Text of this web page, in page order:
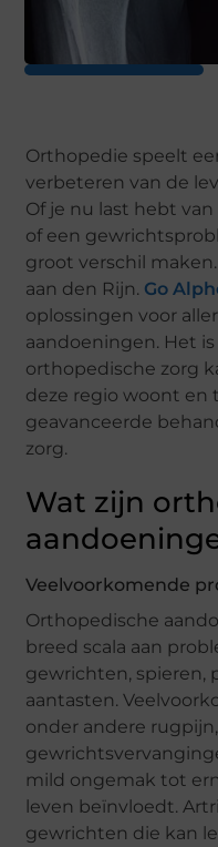
Orthopedie speelt
verbeteren van de
Of je nu last hebt
of een
groot verschil
aan den Rijn. Go
oplossingen voor
aandoeningen. Het
orthopedische zorg
deze regio woont
geavanceerde
zorg.
Wat zijn
Veelvoorkomende
Orthopedische
breed scala aan
gewrichten, spieren,
aantasten.
onder andere
mild ongemak tot
leven beïnvloedt.
gewrichten die kan